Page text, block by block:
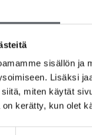
sisällön ja
Lisäksi
miten käytät
kerätty, kun olet